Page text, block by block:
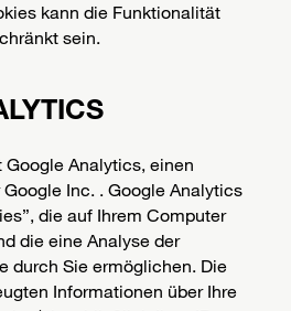
kann die Funktionalität
sein.
Analytics, einen
Inc. . Google Analytics
die auf Ihrem Computer
die eine Analyse der
durch Sie ermöglichen. Die
Informationen über Ihre